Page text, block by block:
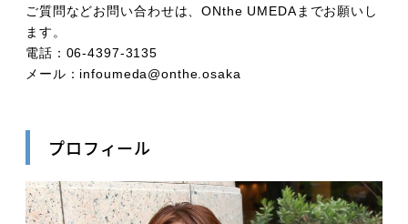
ご質問などお問い合わせは、ONthe UMEDAまでお願いし
ます。
電話：06-4397-3135
メール：infoumeda@onthe.osaka
プロフィール